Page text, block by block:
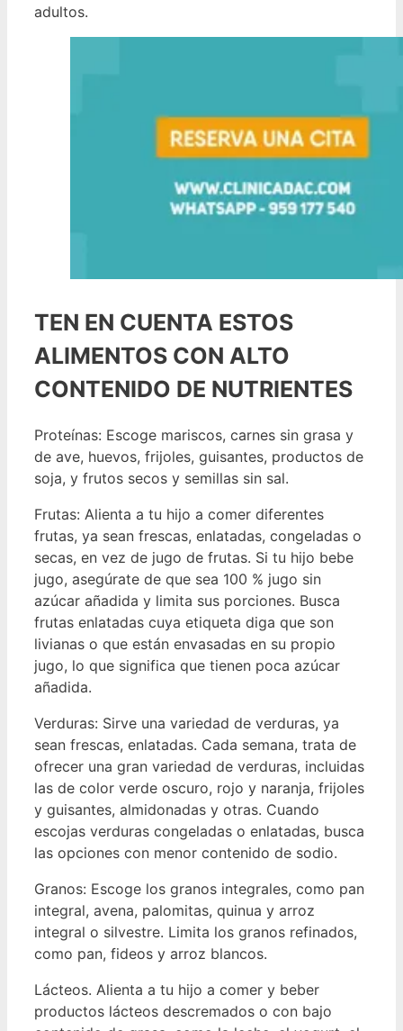
adultos.
TEN EN CUENTA ESTOS
ALIMENTOS CON ALTO
CONTENIDO DE NUTRIENTES
Proteínas: Escoge mariscos, carnes sin grasa y
de ave, huevos, frijoles, guisantes, productos de
soja, y frutos secos y semillas sin sal.
Frutas: Alienta a tu hijo a comer diferentes
frutas, ya sean frescas, enlatadas, congeladas o
secas, en vez de jugo de frutas. Si tu hijo bebe
jugo, asegúrate de que sea 100 % jugo sin
azúcar añadida y limita sus porciones. Busca
frutas enlatadas cuya etiqueta diga que son
livianas o que están envasadas en su propio
jugo, lo que significa que tienen poca azúcar
añadida.
Verduras: Sirve una variedad de verduras, ya
sean frescas, enlatadas. Cada semana, trata de
ofrecer una gran variedad de verduras, incluidas
las de color verde oscuro, rojo y naranja, frijoles
y guisantes, almidonadas y otras. Cuando
escojas verduras congeladas o enlatadas, busca
las opciones con menor contenido de sodio.
Granos: Escoge los granos integrales, como pan
integral, avena, palomitas, quinua y arroz
integral o silvestre. Limita los granos refinados,
como pan, fideos y arroz blancos.
Lácteos. Alienta a tu hijo a comer y beber
productos lácteos descremados o con bajo